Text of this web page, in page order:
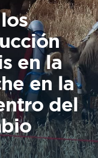
en la
en la
del